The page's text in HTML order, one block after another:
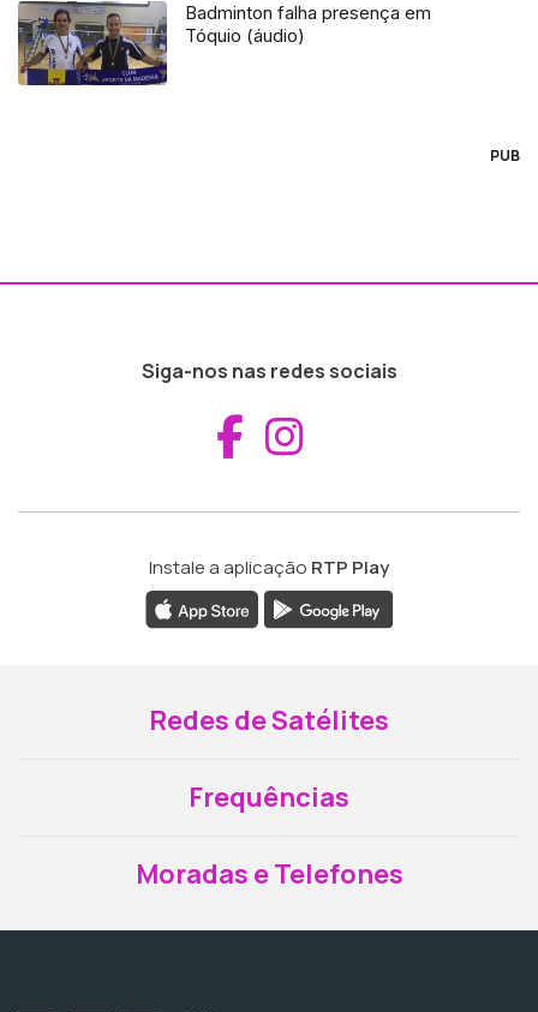
Badminton falha presença em
Tóquio (áudio)
PUB
Siga-nos nas redes sociais
Aceder ao
Instale a aplicação RTP Play
Redes de Satélites
Frequências
Moradas e Telefones